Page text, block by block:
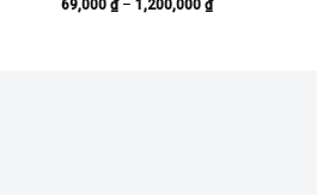
69,000 ₫– 1,200,000 ₫